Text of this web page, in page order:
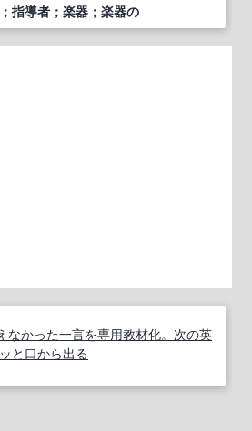
指導者；楽器；楽器の
なかった一言を専用教材化。次の英
と口から出る